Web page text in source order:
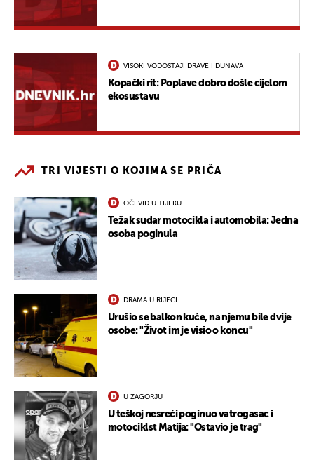
VISOKI VODOSTAJI DRAVE I DUNAVA
Kopački rit: Poplave dobro došle cijelom
ekosustavu
TRI VIJESTI O KOJIMA SE PRIČA
OČEVID U TIJEKU
Težak sudar motocikla i automobila: Jedna
osoba poginula
DRAMA U RIJECI
Urušio se balkon kuće, na njemu bile dvije
osobe: "Život im je visio o koncu"
U ZAGORJU
U teškoj nesreći poginuo vatrogasac i
motociklst Matija: "Ostavio je trag"